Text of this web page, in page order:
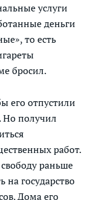
услуги
деньги
то есть
бросил.
его отпустили
Но получил
работ.
раньше
на государство
Дома его